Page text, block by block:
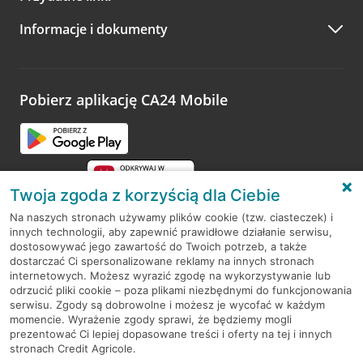
A po wizycie…
Zachęcamy do podzielenia się z nami opinią o wizycie.
opinie.
Informacje i dokumenty
Pobierz aplikację CA24 Mobile
RODO
Regulamin serwisu
Mapa serwisu
PolitykaCookies
Twoja zgoda z korzyścią dla Ciebie
Na naszych stronach używamy plików cookie (tzw. ciasteczek) i
innych technologii, aby zapewnić prawidłowe działanie serwisu,
dostosowywać jego zawartość do Twoich potrzeb, a także
dostarczać Ci spersonalizowane reklamy na innych stronach
internetowych. Możesz wyrazić zgodę na wykorzystywanie lub
odrzucić pliki cookie – poza plikami niezbędnymi do funkcjonowania
serwisu. Zgody są dobrowolne i możesz je wycofać w każdym
momencie. Wyrażenie zgody sprawi, że będziemy mogli
prezentować Ci lepiej dopasowane treści i oferty na tej i innych
stronach Credit Agricole.